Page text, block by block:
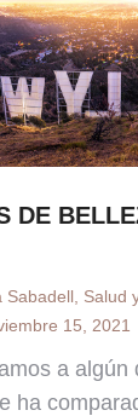
DE
Sabadell Salud
15, 2021
a algún
ha